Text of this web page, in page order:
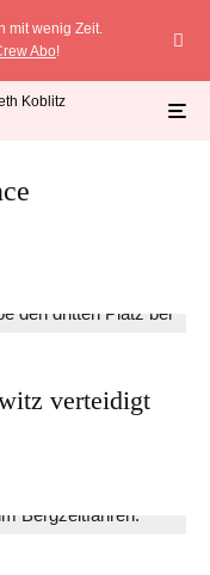
mit wenig Zeit.
Abo!
verteidigt